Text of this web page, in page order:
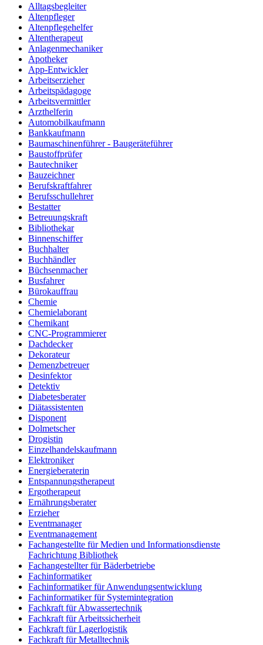
Alltagsbegleiter
Altenpfleger
Altenpflegehelfer
Altentherapeut
Anlagenmechaniker
Apotheker
App-Entwickler
Arbeitserzieher
Arbeitspädagoge
Arbeitsvermittler
Arzthelferin
Automobilkaufmann
Bankkaufmann
Baumaschinenführer - Baugeräteführer
Baustoffprüfer
Bautechniker
Bauzeichner
Berufskraftfahrer
Berufsschullehrer
Bestatter
Betreuungskraft
Bibliothekar
Binnenschiffer
Buchhalter
Buchhändler
Büchsenmacher
Busfahrer
Bürokauffrau
Chemie
Chemielaborant
Chemikant
CNC-Programmierer
Dachdecker
Dekorateur
Demenzbetreuer
Desinfektor
Detektiv
Diabetesberater
Diätassistenten
Disponent
Dolmetscher
Drogistin
Einzelhandelskaufmann
Elektroniker
Energieberaterin
Entspannungstherapeut
Ergotherapeut
Ernährungsberater
Erzieher
Eventmanager
Eventmanagement
Fachangestellte für Medien und Informationsdienste
Fachrichtung Bibliothek
Fachangestellter für Bäderbetriebe
Fachinformatiker
Fachinformatiker für Anwendungsentwicklung
Fachinformatiker für Systemintegration
Fachkraft für Abwassertechnik
Fachkraft für Arbeitssicherheit
Fachkraft für Lagerlogistik
Fachkraft für Metalltechnik